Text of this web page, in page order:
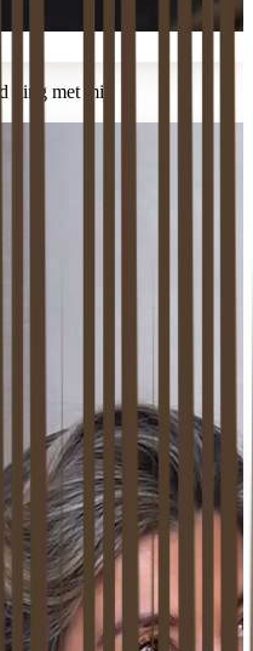
ging met mij’